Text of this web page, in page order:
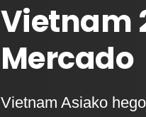
Vietnam
Mercado
Vietnam Asiako